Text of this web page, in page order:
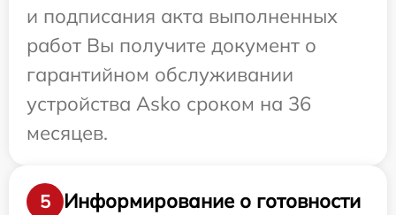
и подписания акта выполненных
работ Вы получите документ о
гарантийном обслуживании
устройства Asko сроком на 36
месяцев.
5
Информирование о готовности